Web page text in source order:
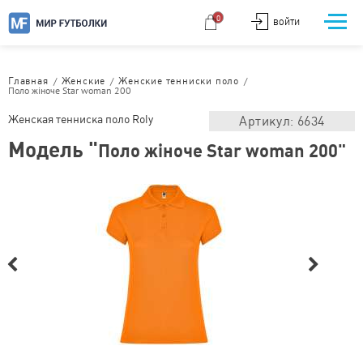
ВОЙТИ
0
Главная / Женские /Женские тенниски поло /
Поло жіноче Star woman 200
Женская тенниска поло Roly Артикул: 6634
Модель "Поло жіноче Star woman 200"